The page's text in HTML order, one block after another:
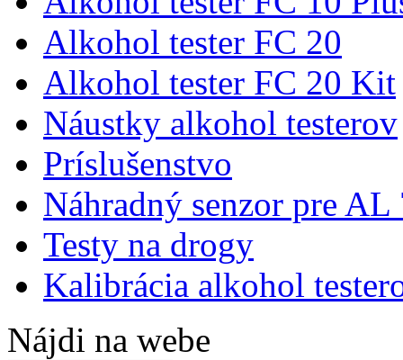
Alkohol tester FC 20
Alkohol tester FC 20 Kit
Náustky alkohol testerov
Príslušenstvo
Náhradný senzor pre AL
Testy na drogy
Kalibrácia alkohol
Nájdi na webe